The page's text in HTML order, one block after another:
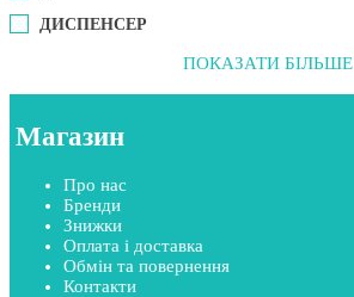
ДИСПЕНСЕР
ПОКАЗАТИ БІЛЬШЕ
Магазин
Про нас
Бренди
Знижки
Оплата і доставка
Обмін та повернення
Контакти